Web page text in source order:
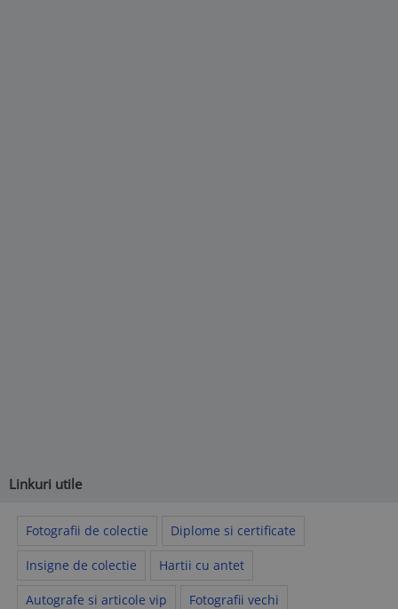
Linkuri utile
Fotografii de colectie Diplome si certificate
Insigne de colectie Hartii cu antet
Autografe si articole vip Fotografii vechi